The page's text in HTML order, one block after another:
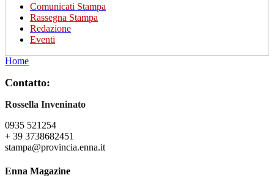
Comunicati Stampa
Rassegna Stampa
Redazione
Eventi
Home
Contatto:
Rossella Inveninato
0935 521254
+ 39 3738682451
stampa@provincia.enna.it
Enna Magazine